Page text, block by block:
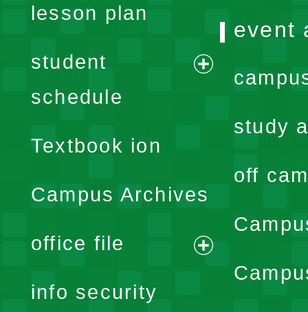
lesson plan
student
schedule
expand
menu
Textbook ion
Campus Archives
office file
expand
info security
event
study
off